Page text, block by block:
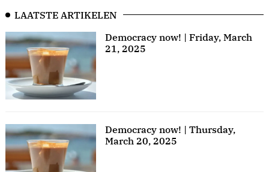
LAATSTE ARTIKELEN
Democracy now! | Friday, March
21, 2025
Democracy now! | Thursday,
March 20, 2025